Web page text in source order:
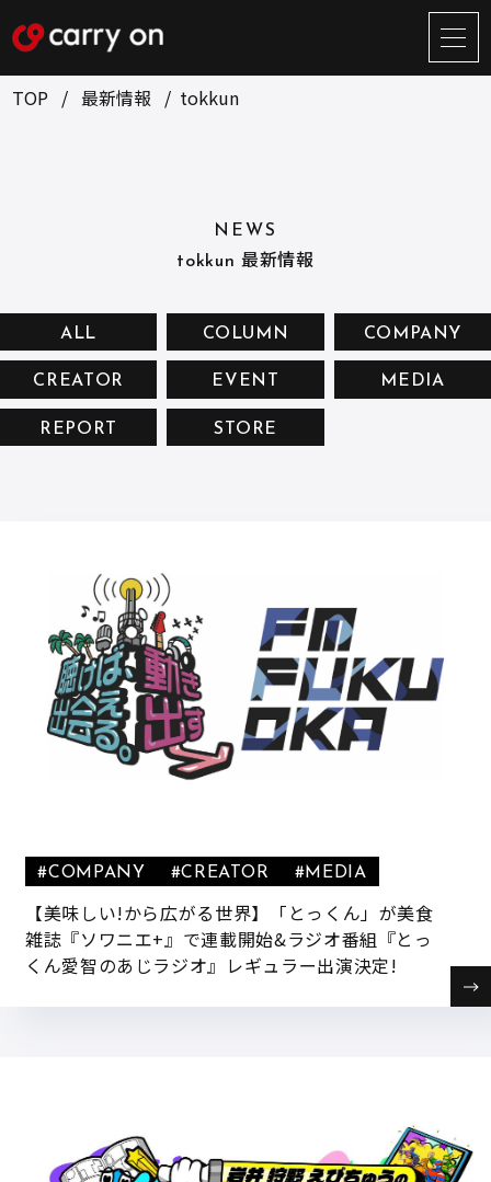
サ
イ
RECRUIT
CONTACT
お問い合せ
TOP 最新情報 tokkun
NEWS
tokkun 最新情報
ALL COLUMN COMPANY
CREATOR EVENT MEDIA
REPORT STORE
【美味しい!から広がる世界】「とっくん」が美食
雑誌『ソワニエ+』で連載開始&ラジオ番組『とっ
くん愛智のあじラジオ』レギュラー出演決定!
#COMPANY #CREATOR #MEDIA